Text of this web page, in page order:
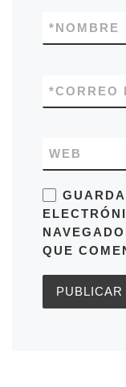
NOMBRE
*
CORREO
*
WEB
QUE